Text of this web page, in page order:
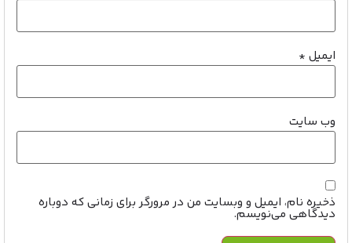
ایمیل *
وب‌ سایت
ذخیره نام، ایمیل و وبسایت من در مرورگر برای زمانی که دوباره
دیدگاهی می‌نویسم.